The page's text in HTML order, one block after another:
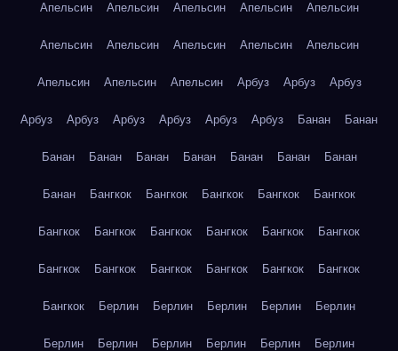
Апельсин Апельсин Апельсин Апельсин Апельсин
Апельсин Апельсин Апельсин Апельсин Апельсин
Апельсин Апельсин Апельсин Арбуз Арбуз Арбуз
Арбуз Арбуз Арбуз Арбуз Арбуз Арбуз Банан Банан
Банан Банан Банан Банан Банан Банан Банан
Банан Бангкок Бангкок Бангкок Бангкок Бангкок
Бангкок Бангкок Бангкок Бангкок Бангкок Бангкок
Бангкок Бангкок Бангкок Бангкок Бангкок Бангкок
Бангкок Берлин Берлин Берлин Берлин Берлин
Берлин Берлин Берлин Берлин Берлин Берлин